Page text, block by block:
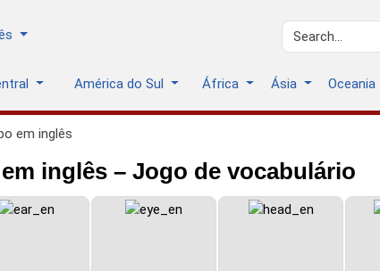
América do Sul África Ásia Oceania
em inglês
inglês – Jogo de vocabulário